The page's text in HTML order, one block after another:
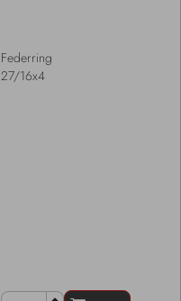
Federring
27/16x4